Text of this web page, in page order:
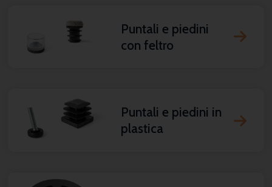
Puntali e piedini
con feltro
Puntali e piedini in
plastica